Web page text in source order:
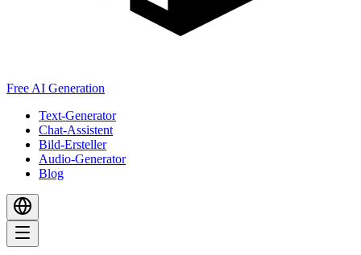
Free AI Generation
Text-Generator
Chat-Assistent
Bild-Ersteller
Audio-Generator
Blog